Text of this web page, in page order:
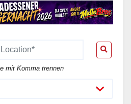
mit Komma trennen